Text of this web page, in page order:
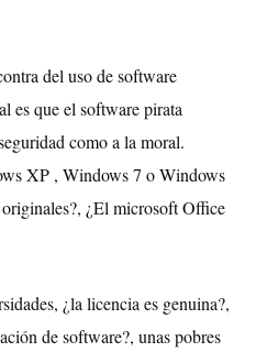
del uso de software
es que el software pirata
como a la moral.
XP , Windows 7 o Windows
¿El microsoft Office
¿la licencia es genuina?,
de software?, unas pobres